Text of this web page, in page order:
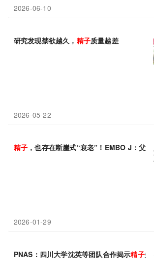
2026-06-10
研究发现禁欲越久， 精子质量越差
2026-05-22
精子 ，也存在断崖式“衰老”！EMBO J：父
2026-01-29
PNAS：四川大学沈英等团队合作揭示精子头